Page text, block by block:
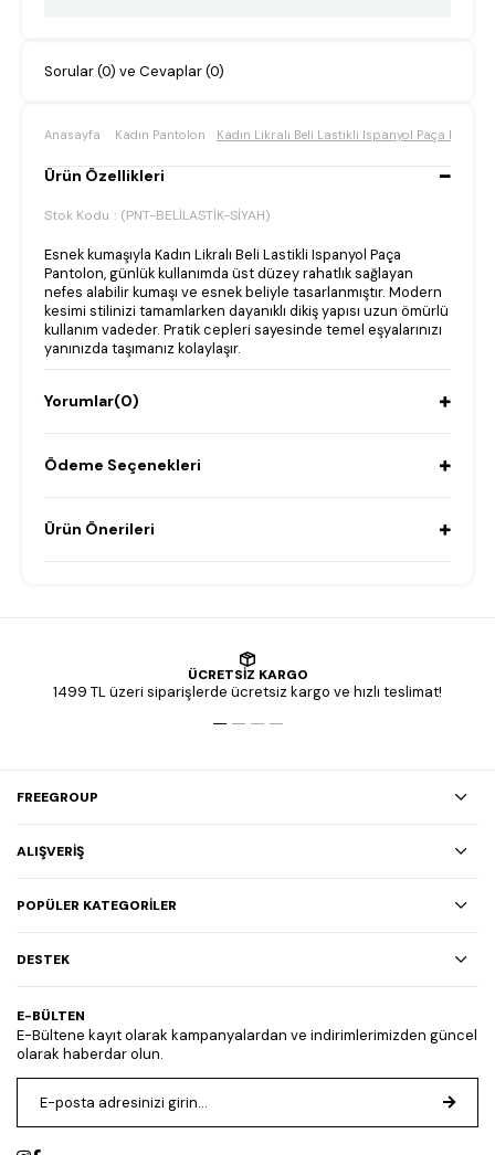
Sorular (0) ve Cevaplar (0)
Anasayfa Kadın Pantolon Kadın Likralı Beli Lastikli Ispanyol Paça
Ürün Özellikleri
Stok Kodu (PNT-BELİLASTİK-SİYAH)
Esnek kumaşıyla Kadın Likralı Beli Lastikli Ispanyol Paça
Pantolon, günlük kullanımda üst düzey rahatlık sağlayan
nefes alabilir kumaşı ve esnek beliyle tasarlanmıştır. Modern
kesimi stilinizi tamamlarken dayanıklı dikiş yapısı uzun ömürlü
kullanım vadeder. Pratik cepleri sayesinde temel eşyalarınızı
yanınızda taşımanız kolaylaşır.
Yorumlar(0)
Ödeme Seçenekleri
Ürün Önerileri
ÜCRETSİZ KARGO
1499 TL üzeri siparişlerde ücretsiz kargo ve hızlı teslimat!
FREEGROUP
ALIŞVERİŞ
POPÜLER KATEGORİLER
DESTEK
E-BÜLTEN
E-Bültene kayıt olarak kampanyalardan ve indirimlerimizden güncel
olarak haberdar olun.